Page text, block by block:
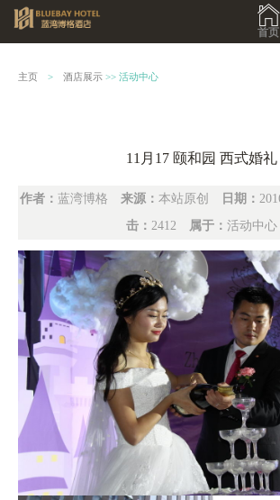
首页
主页 > 酒店展示 >> 活动中心
11月17 颐和园 西式婚礼
作者： 蓝湾博格 来源： 本站原创 日期：
击： 2412 属于： 活动中心